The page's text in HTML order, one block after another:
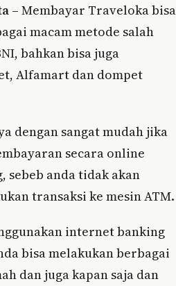
– Membayar Traveloka bisa
macam metode salah
bahkan bisa juga
Alfamart dan dompet
dengan sangat mudah jika
secara online
sebeb anda tidak akan
transaksi ke mesin ATM.
internet banking
bisa melakukan berbagai
dan juga kapan saja dan